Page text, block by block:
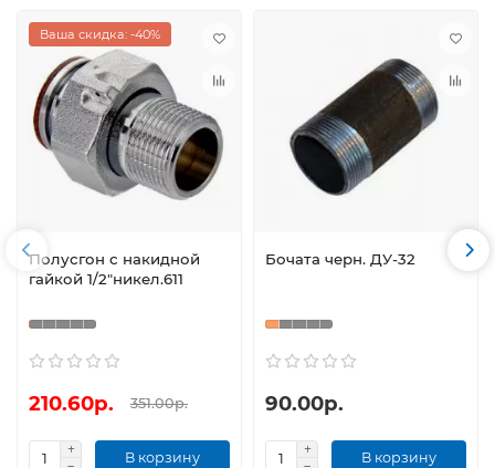
Ваша скидка: -40%
Полусгон с накидной
гайкой 1/2"никел.611
210.60р. 351.00р.
В корзину
Бочата черн. ДУ-32
90.00р.
В корзину